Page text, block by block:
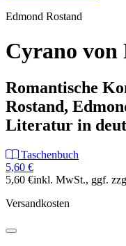
Edmond Rostand
Cyrano von
Romantische
Rostand,
Literatur in
Taschenbuch
5,60 €
5,60 €inkl. MwSt., ggf.
Versandkosten